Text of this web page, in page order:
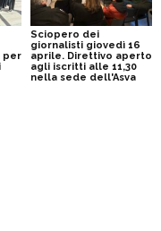
per
Sciopero dei
giornalisti giovedì 16
aprile. Direttivo aperto
agli iscritti alle 11,30
nella sede dell'Asva